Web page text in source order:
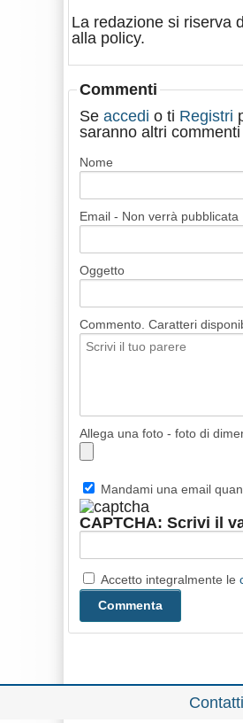
La redazione si riserva
alla policy.
Commenti
Se accedi o ti Registri
saranno altri commenti
Nome
Email - Non verrà pubblicata
Oggetto
Commento. Caratteri
Allega una foto - foto di
Mandami una email
CAPTCHA: Scrivi il
Accetto integralmente le
Contatti